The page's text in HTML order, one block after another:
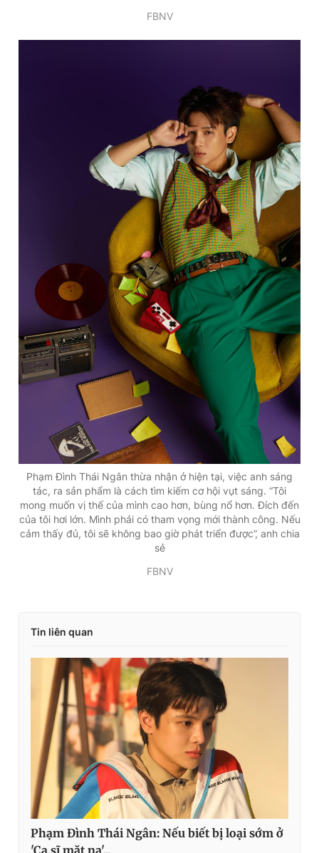
FBNV
Phạm Đình Thái Ngân thừa nhận ở hiện tại, việc anh sáng
tác, ra sản phẩm là cách tìm kiếm cơ hội vụt sáng. “Tôi
mong muốn vị thế của mình cao hơn, bùng nổ hơn. Đích đến
của tôi hơi lớn. Mình phải có tham vọng mới thành công. Nếu
cảm thấy đủ, tôi sẽ không bao giờ phát triển được”, anh chia
sẻ
FBNV
Tin liên quan
Phạm Đình Thái Ngân: Nếu biết bị loại sớm ở